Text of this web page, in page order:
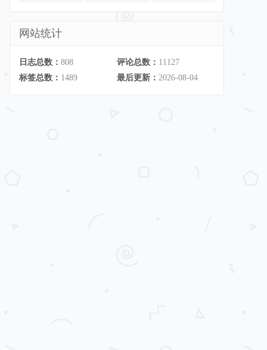
网站统计
日志总数： 808 评论总数： 11127
标签总数： 1489 最后更新： 2026-08-04